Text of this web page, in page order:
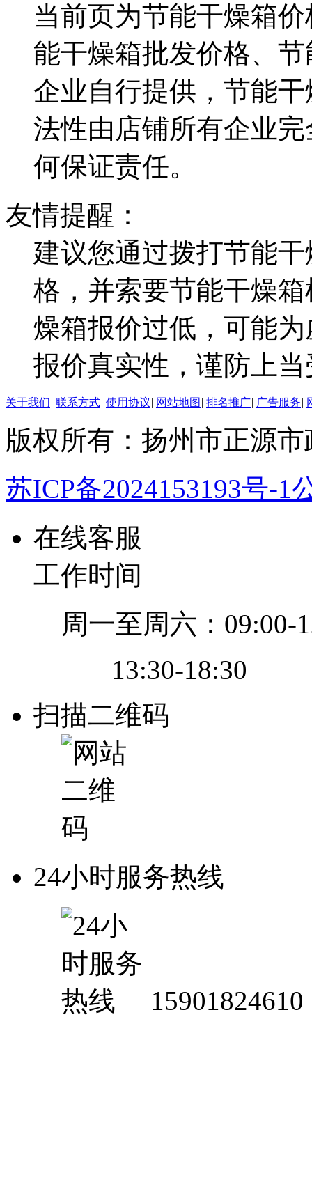
当前页为节能干燥箱
能干燥箱批发价格、
企业自行提供，节能
法性由店铺所有企业
何保证责任。
友情提醒：
建议您通过拨打节能
格，并索要节能干燥
燥箱报价过低，可能
报价真实性，谨防上
关于我们| 联系方式| 使用协议| 网站地图 | 排名推广| 广告服务|
版权所有：扬州市正源
苏ICP备2024153193号-1
在线客服
工作时间
周一至周六：09:00-
13:30-18:30
扫描二维码
24小时服务热线
15901824610